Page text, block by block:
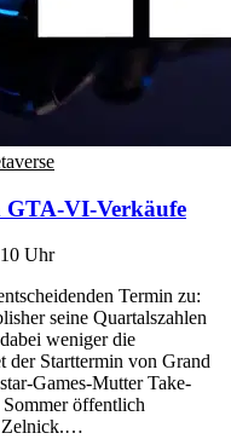
GTA-VI-Verkäufe
Uhr
Termin zu:
seine Quartalszahlen
weniger die
der Starttermin von Grand
Games-Mutter Take-
öffentlich
Zelnick.…